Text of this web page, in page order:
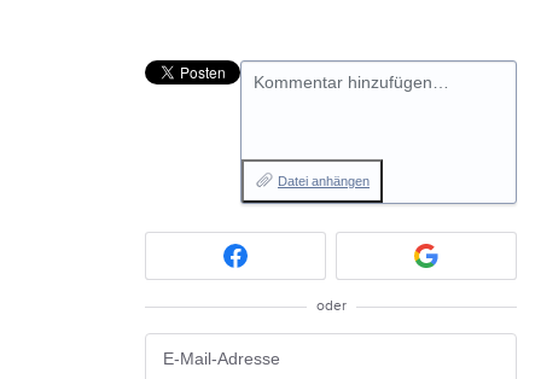
Kommentar hinzufügen…
Datei anhängen
oder